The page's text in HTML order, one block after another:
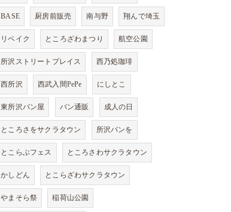
BASE 厨房前販売 南与野 翔んで埼玉
リベイク ところざわまつり 航空公園
所沢ストリートプレイス 西乃処珈琲
西所沢 西武入間PePe にしとこ
東所沢パン屋 パン通販 成人の日
ところさをサクラタウン 所沢パンを
とこらぶフェス ところさわサクラタウン
かしどん とこらざわサクラタウン
やまそら祭 稲荷山公園